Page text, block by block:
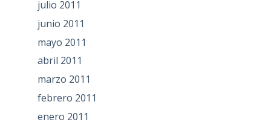
julio 2011
junio 2011
mayo 2011
abril 2011
marzo 2011
febrero 2011
enero 2011